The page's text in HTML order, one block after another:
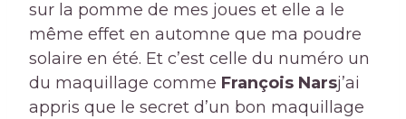
sur la pomme de mes joues et elle a le
même effet en automne que ma poudre
solaire en été. Et c’est celle du numéro un
du maquillage comme François Narsj’ai
appris que le secret d’un bon maquillage